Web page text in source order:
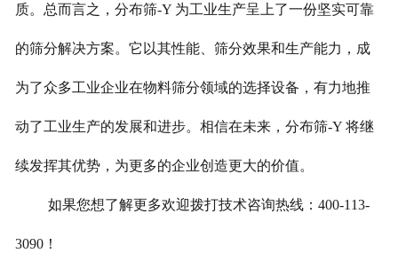
质。总而言之，分布筛-Y 为工业生产呈上了一份坚实可靠
的筛分解决方案。它以其性能、筛分效果和生产能力，成
为了众多工业企业在物料筛分领域的选择设备，有力地推
动了工业生产的发展和进步。相信在未来，分布筛-Y 将继
续发挥其优势，为更多的企业创造更大的价值。
如果您想了解更多欢迎拨打技术咨询热线：400-113-
3090！